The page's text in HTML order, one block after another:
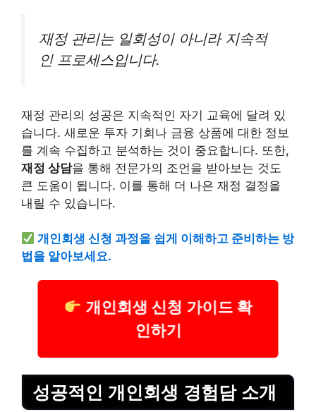
재정 관리는 일회성이 아니라 지속적
인 프로세스입니다.
재정 관리의 성공은 지속적인 자기 교육에 달려 있
습니다. 새로운 투자 기회나 금융 상품에 대한 정보
를 계속 수집하고 분석하는 것이 중요합니다. 또한,
재정 상담을 통해 전문가의 조언을 받아보는 것도
큰 도움이 됩니다. 이를 통해 더 나은 재정 결정을
내릴 수 있습니다.
개인회생 신청 과정을 쉽게 이해하고 준비하는 방
법을 알아보세요.
개인회생 신청 가이드 확
인하기
성공적인 개인회생 경험담 소개